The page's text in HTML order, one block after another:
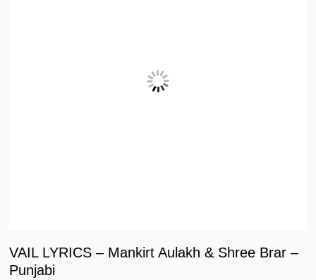
VAIL LYRICS – Mankirt Aulakh & Shree Brar –
Punjabi